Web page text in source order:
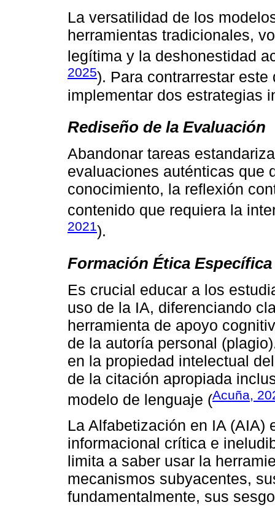
La versatilidad de los
herramientas tradicionales,
legítima y la deshonestidad
2025). Para contrarrestar
implementar dos estrategias
Rediseño de la Evaluación
Abandonar tareas
evaluaciones auténticas que
conocimiento, la reflexión
contenido que requiera la
2021).
Formación Ética Específica
Es crucial educar a los
uso de la IA, diferenciando
herramienta de apoyo
de la autoría personal
en la propiedad intelectual
de la citación apropiada
modelo de lenguaje (Acuña,
La Alfabetización en IA (AIA)
informacional crítica e
limita a saber usar la
mecanismos subyacentes,
fundamentalmente, sus